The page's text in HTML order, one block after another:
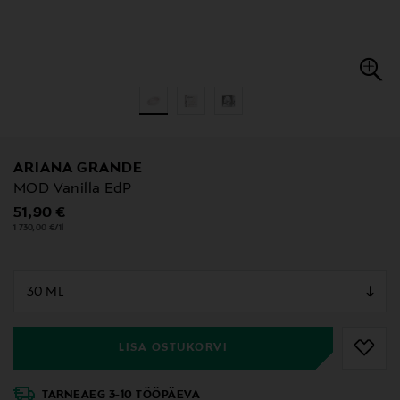
ARIANA GRANDE
MOD Vanilla EdP
Original Price
51,90 €
1 730,00 €/1l
LISA OSTUKORVI
TARNEAEG 3-10 TÖÖPÄEVA